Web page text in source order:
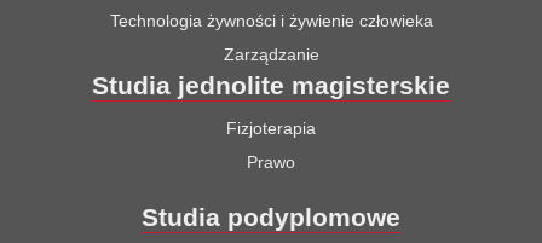
Technologia żywności i żywienie człowieka
Zarządzanie
Studia jednolite magisterskie
Fizjoterapia
Prawo
Studia podyplomowe